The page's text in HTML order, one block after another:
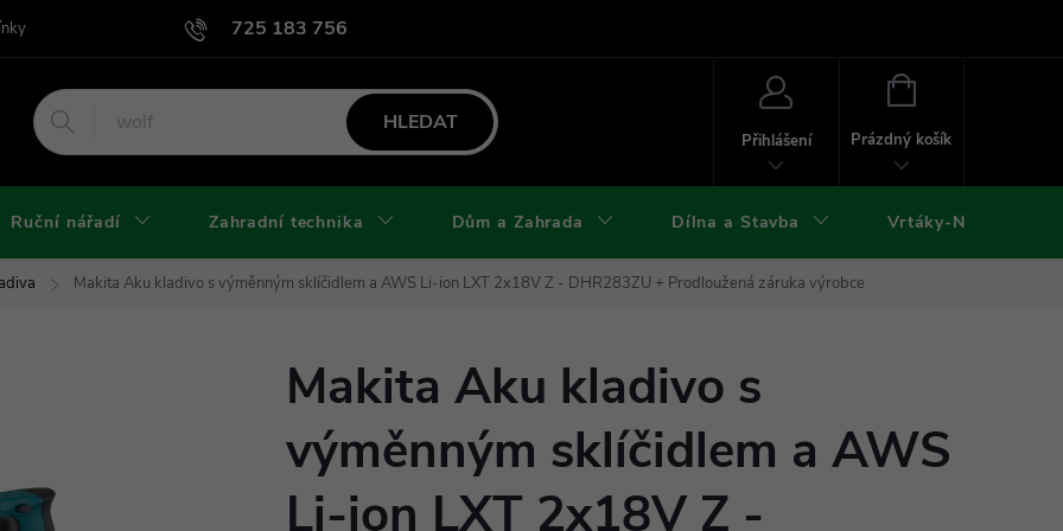
725 183 756
Podmínky užití webu Podmínky ochrany osobních údajů a cookies
HLEDAT
Přihlášení
NÁKUPNÍ
Prázdný košík
Ruční nářadí Zahradní technika Dům a Zahrada Dílna a Stavba Vrtáky-Nástroje
Makita Aku kladivo s výměnným sklíčidlem a AWS Li-ion LXT 2x18V Z - DHR283ZU + Prodloužená záruka výrobce
Makita Aku kladivo s
výměnným sklíčidlem a AWS
Li-ion LXT 2x18V Z -